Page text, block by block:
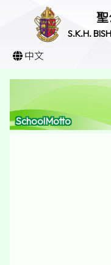
S.K.H.
中文
SchoolMotto